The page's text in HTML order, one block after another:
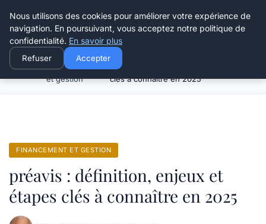
Henry Panky
Financement
et gestion
préavis : définition, enjeux et étapes
clés à connaître en 2025
FINANCEMENT ET GESTION
préavis : définition, enjeux et
étapes clés à connaître en 2025
Nous utilisons des cookies pour améliorer votre expérience de
navigation. En poursuivant, vous acceptez notre politique de
confidentialité. En savoir plus
Refuser Accepter